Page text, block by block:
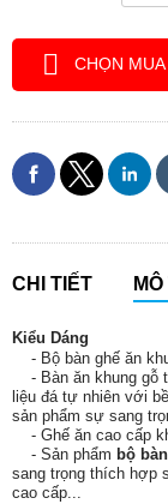
CHỌN MUA
CHI TIẾT
Kiểu Dáng
- Bộ bàn ghế ăn
- Bàn ăn khung gỗ
liệu đá tự nhiên với
sản phẩm sự sang
- Ghế ăn cao cấp
- Sản phẩm bộ
sang trọng thích hợp
cao cấp...